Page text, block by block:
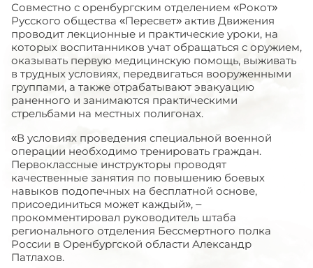
Совместно с оренбургским отделением «Рокот»
Русского общества «Пересвет» актив Движения
проводит лекционные и практические уроки, на
которых воспитанников учат обращаться с оружием,
оказывать первую медицинскую помощь, выживать
в трудных условиях, передвигаться вооруженными
группами, а также отрабатывают эвакуацию
раненного и занимаются практическими
стрельбами на местных полигонах.
«В условиях проведения специальной военной
операции необходимо тренировать граждан.
Первоклассные инструкторы проводят
качественные занятия по повышению боевых
навыков подопечных на бесплатной основе,
присоединиться может каждый», –
прокомментировал руководитель штаба
регионального отделения Бессмертного полка
России в Оренбургской области Александр
Патлахов.